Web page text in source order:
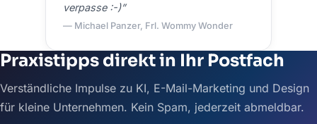
verpasse :-)”
— Michael Panzer, Frl. Wommy Wonder
Praxistipps direkt in Ihr Postfach
Verständliche Impulse zu KI, E-Mail-Marketing und Design
für kleine Unternehmen. Kein Spam, jederzeit abmeldbar.